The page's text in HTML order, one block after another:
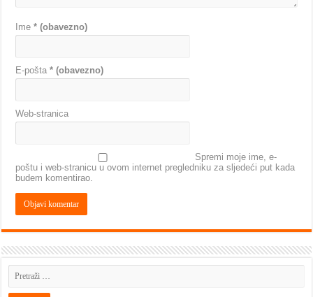
Ime* (obavezno)
E-pošta* (obavezno)
Web-stranica
Spremi moje ime, e-
poštu i web-stranicu u ovom internet pregledniku za sljedeći put kada
budem komentirao.